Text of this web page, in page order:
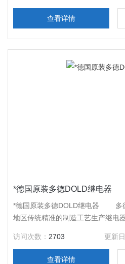
查看详情
*德国原装多德DOLD继电器
*德国原装多德DOLD继电器 多
地区传统精准的制造工艺生产继电
访问次数： 2703 更新
查看详情